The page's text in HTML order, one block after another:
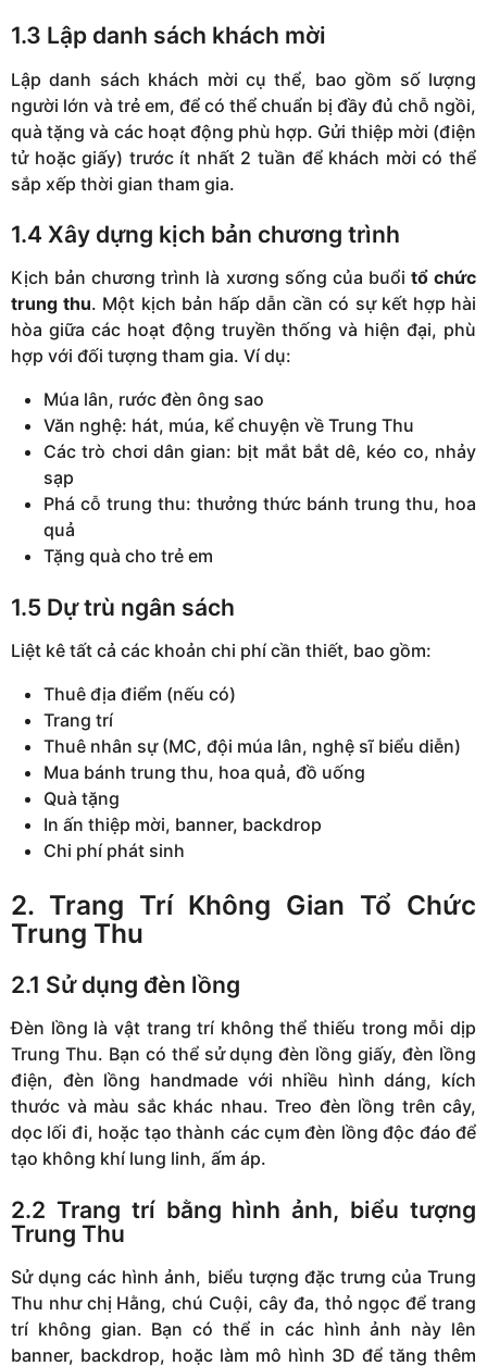
1.3 Lập danh sách khách mời
Lập danh sách khách mời cụ thể, bao gồm số lượng
người lớn và trẻ em, để có thể chuẩn bị đầy đủ chỗ ngồi,
quà tặng và các hoạt động phù hợp. Gửi thiệp mời (điện
tử hoặc giấy) trước ít nhất 2 tuần để khách mời có thể
sắp xếp thời gian tham gia.
1.4 Xây dựng kịch bản chương trình
Kịch bản chương trình là xương sống của buổi tổ chức
trung thu. Một kịch bản hấp dẫn cần có sự kết hợp hài
hòa giữa các hoạt động truyền thống và hiện đại, phù
hợp với đối tượng tham gia. Ví dụ:
Múa lân, rước đèn ông sao
Văn nghệ: hát, múa, kể chuyện về Trung Thu
Các trò chơi dân gian: bịt mắt bắt dê, kéo co, nhảy
sạp
Phá cỗ trung thu: thưởng thức bánh trung thu, hoa
quả
Tặng quà cho trẻ em
1.5 Dự trù ngân sách
Liệt kê tất cả các khoản chi phí cần thiết, bao gồm:
Thuê địa điểm (nếu có)
Trang trí
Thuê nhân sự (MC, đội múa lân, nghệ sĩ biểu diễn)
Mua bánh trung thu, hoa quả, đồ uống
Quà tặng
In ấn thiệp mời, banner, backdrop
Chi phí phát sinh
2. Trang Trí Không Gian Tổ Chức
Trung Thu
2.1 Sử dụng đèn lồng
Đèn lồng là vật trang trí không thể thiếu trong mỗi dịp
Trung Thu. Bạn có thể sử dụng đèn lồng giấy, đèn lồng
điện, đèn lồng handmade với nhiều hình dáng, kích
thước và màu sắc khác nhau. Treo đèn lồng trên cây,
dọc lối đi, hoặc tạo thành các cụm đèn lồng độc đáo để
tạo không khí lung linh, ấm áp.
2.2 Trang trí bằng hình ảnh, biểu tượng
Trung Thu
Sử dụng các hình ảnh, biểu tượng đặc trưng của Trung
Thu như chị Hằng, chú Cuội, cây đa, thỏ ngọc để trang
trí không gian. Bạn có thể in các hình ảnh này lên
banner, backdrop, hoặc làm mô hình 3D để tăng thêm